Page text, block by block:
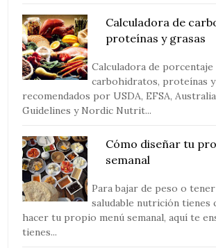
Calculadora de
proteínas y grasas
Calculadora de porcentaje
carbohidratos, proteínas y
recomendados por USDA, EFSA,
Guidelines y Nordic Nutrit...
Cómo diseñar tu
semanal
Para bajar de peso o
saludable nutrición tienes
hacer tu propio menú semanal, aquí te
tienes...